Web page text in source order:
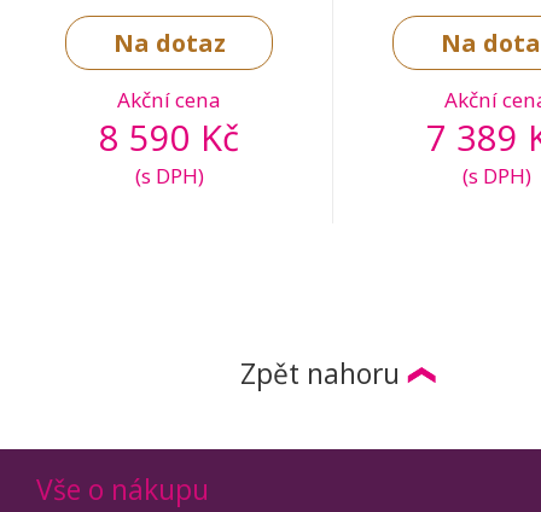
Na dotaz
Akční cena
8 590 Kč
(s DPH)
Na
Akční
7 389
(s DPH)
Zpět nahoru
Vše o nákupu